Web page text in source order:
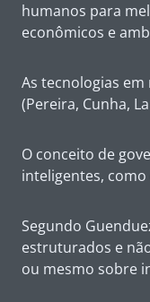
humanos para
econômicos e
As tecnologias
(Pereira, Cunha,
O conceito de
inteligentes,
Segundo
estruturados e
ou mesmo sobre